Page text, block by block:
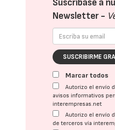
Suscríbase a
Newsletter -
SUSCRIBIRME
Marcar todos
Autorizo el envío
avisos informativos
interempresas.net
Autorizo el envío
de terceros vía